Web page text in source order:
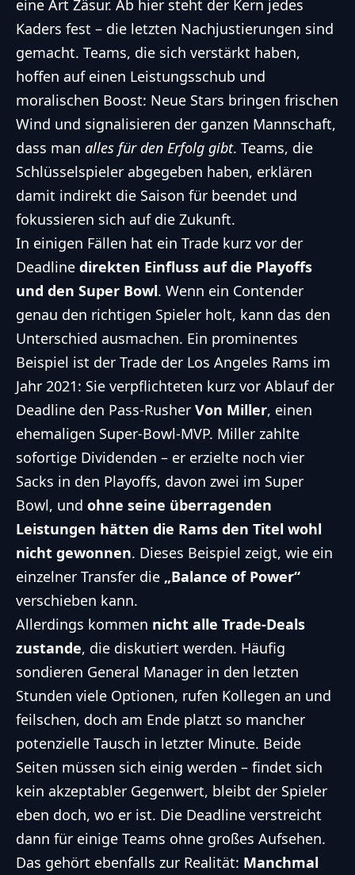
eine Art Zäsur. Ab hier steht der Kern jedes
Kaders fest – die letzten Nachjustierungen sind
gemacht. Teams, die sich verstärkt haben,
hoffen auf einen Leistungsschub und
moralischen Boost: Neue Stars bringen frischen
Wind und signalisieren der ganzen Mannschaft,
dass man alles für den Erfolg gibt. Teams, die
Schlüsselspieler abgegeben haben, erklären
damit indirekt die Saison für beendet und
fokussieren sich auf die Zukunft.
In einigen Fällen hat ein Trade kurz vor der
Deadline direkten Einfluss auf die Playoffs
und den Super Bowl. Wenn ein Contender
genau den richtigen Spieler holt, kann das den
Unterschied ausmachen. Ein prominentes
Beispiel ist der Trade der Los Angeles Rams im
Jahr 2021: Sie verpflichteten kurz vor Ablauf der
Deadline den Pass-Rusher Von Miller, einen
ehemaligen Super-Bowl-MVP. Miller zahlte
sofortige Dividenden – er erzielte noch vier
Sacks in den Playoffs, davon zwei im Super
Bowl, und ohne seine überragenden
Leistungen hätten die Rams den Titel wohl
nicht gewonnen. Dieses Beispiel zeigt, wie ein
einzelner Transfer die „Balance of Power“
verschieben kann.
Allerdings kommen nicht alle Trade-Deals
zustande, die diskutiert werden. Häufig
sondieren General Manager in den letzten
Stunden viele Optionen, rufen Kollegen an und
feilschen, doch am Ende platzt so mancher
potenzielle Tausch in letzter Minute. Beide
Seiten müssen sich einig werden – findet sich
kein akzeptabler Gegenwert, bleibt der Spieler
eben doch, wo er ist. Die Deadline verstreicht
dann für einige Teams ohne großes Aufsehen.
Das gehört ebenfalls zur Realität: Manchmal